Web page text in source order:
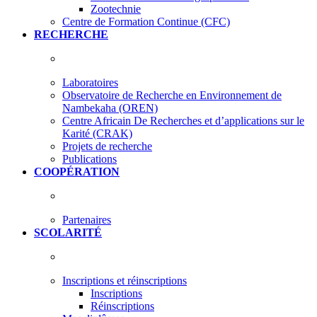
Zootechnie
Centre de Formation Continue (CFC)
RECHERCHE
Laboratoires
Observatoire de Recherche en Environnement de
Nambekaha (OREN)
Centre Africain De Recherches et d’applications sur le
Karité (CRAK)
Projets de recherche
Publications
COOPÉRATION
Partenaires
SCOLARITÉ
Inscriptions et réinscriptions
Inscriptions
Réinscriptions